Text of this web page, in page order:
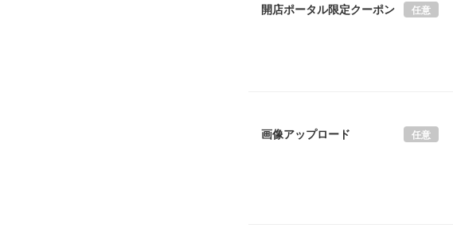
開店ポータル限定クーポン 任意
画像アップロード 任意